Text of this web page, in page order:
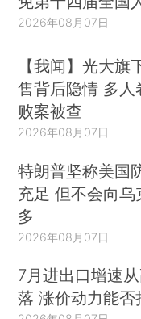
2026年08月07日
【我闻】光大旗
售背后隐情 多人
败案被查
2026年08月07日
特朗普坚称美国
充足 但不会向乌
多
2026年08月07日
7月进出口增速
落 涨价动力能否